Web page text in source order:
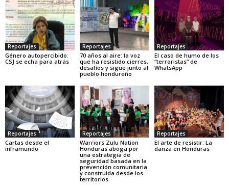
Reportajes
Género autopercibido:
CSJ se echa para atrás
Reportajes
70 años al aire: la voz
que ha resistido cierres,
desafíos y sigue junto al
pueblo hondureño
Reportajes
El caso de humo de los
“terroristas” de
WhatsApp
Reportajes
Cartas desde el
inframundo
Reportajes
Warriors Zulu Nation
Honduras aboga por
una estrategia de
seguridad basada en la
prevención comunitaria
y construida desde los
territorios
Reportajes
El arte de resistir: La
danza en Honduras